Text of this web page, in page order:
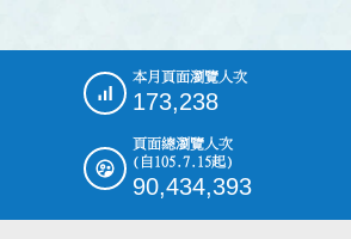
本月頁面瀏覽人次
173,238
頁面總瀏覽人次
(自105.7.15起)
90,434,393